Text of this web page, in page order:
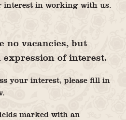
interest in working with us.
no vacancies, but
expression of interest.
your interest, please fill in
marked with an